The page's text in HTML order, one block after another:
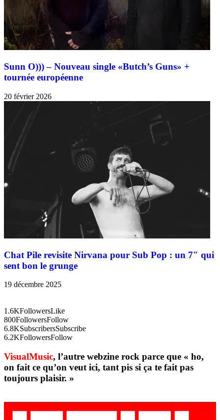
Sunn O))) – Nouveau single «Butch’s Guns» +
tournée européenne
20 février 2026
Chat Pile revisite Nirvana pour Sub Pop : un 7″ qui
sent bon le grunge
19 décembre 2025
1.6KFollowersLike
800FollowersFollow
6.8KSubscribersSubscribe
6.2KFollowersFollow
VisualMusic, l’autre webzine rock parce que « ho,
on fait ce qu’on veut ici, tant pis si ça te fait pas
toujours plaisir. »